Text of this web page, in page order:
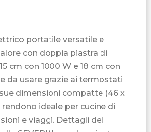
portatile versatile e
con doppia piastra di
cm con 1000 W e 18 cm con
da usare grazie ai termostati
dimensioni compatte (46 x
rendono ideale per cucine di
e viaggi. Dettagli del